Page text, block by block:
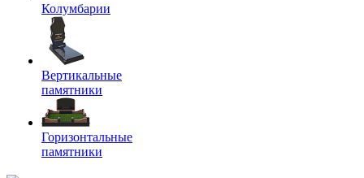
Колумбарии
Вертикальные
памятники
Горизонтальные
памятники